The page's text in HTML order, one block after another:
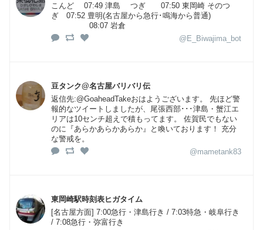
こんど 07:49 津島 つぎ 07:50 東岡崎 そのつ
ぎ 07:52 豊明(名古屋から急行･鳴海から普通)
08:07 岩倉
@E_Biwajima_bot
豆タンク@名古屋バリバリ伝
返信先:@GoaheadTakeおはようございます。 先ほど警
報的なツイートしましたが、尾張西部･･･津島・蟹江エ
リアは10センチ超えで積もってます。 佐賀民でもない
のに『あらかあらかあらか』と喚いております！ 充分
な警戒を。
@mametank83
東岡崎駅時刻表ヒガタイム
[名古屋方面] 7:00急行・津島行き / 7:03特急・岐阜行き
/ 7:08急行・弥富行き